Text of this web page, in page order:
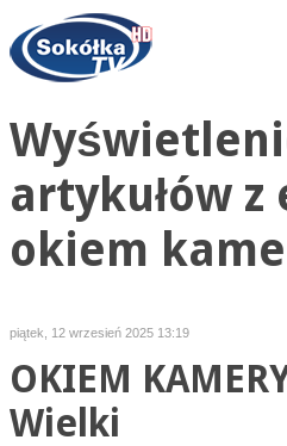
artykułów
okiem
piątek, 12 wrzesień 2025 13:19
OKIEM
Wielki